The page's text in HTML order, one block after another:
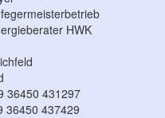
HWK
36450 431297
36450 437429